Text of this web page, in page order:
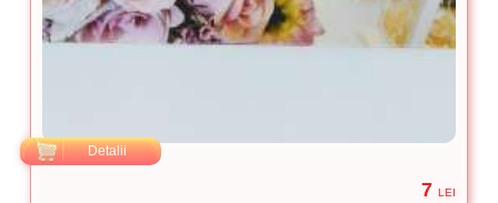
Detalii
7 LEI